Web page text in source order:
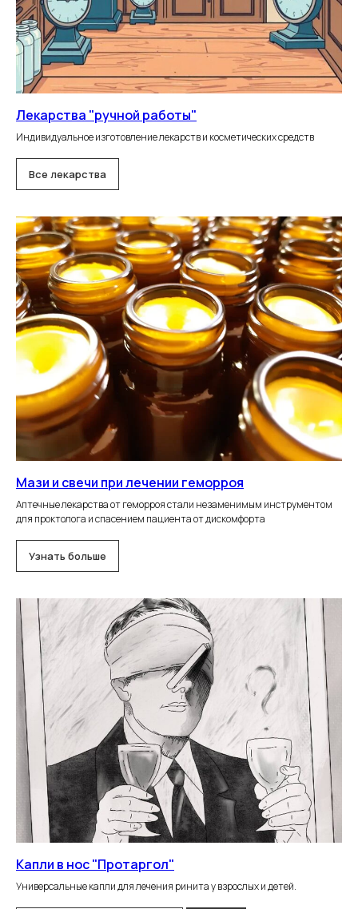
Лекарства "ручной работы"
Индивидуальное изготовление лекарств и косметических средств
Все лекарства
Мази и свечи при лечении геморроя
Аптечные лекарства от геморроя стали незаменимым инструментом
для проктолога и спасением пациента от дискомфорта
Узнать больше
Капли в нос "Протаргол"
Универсальные капли для лечения ринита у взрослых и детей.